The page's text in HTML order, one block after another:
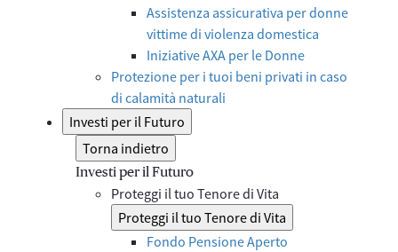
Assistenza assicurativa per donne
vittime di violenza domestica
Iniziative AXA per le Donne
Protezione per i tuoi beni privati in caso
di calamità naturali
Investi per il Futuro
Torna indietro
Investi per il Futuro
Proteggi il tuo Tenore di Vita
Proteggi il tuo Tenore di Vita
Fondo Pensione Aperto